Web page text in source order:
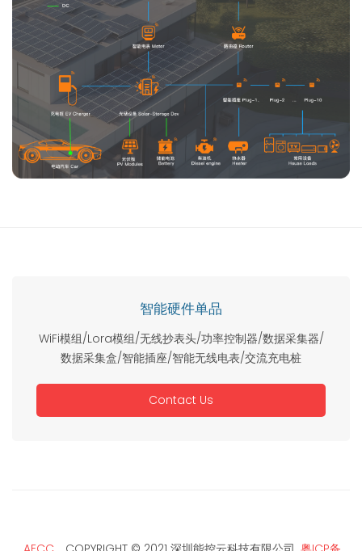
智能硬件单品
WiFi模组/Lora模组/无线抄表头/功率控制器/数据采集器/
数据采集盒/智能插座/智能无线电表/交流充电桩
Contact Us